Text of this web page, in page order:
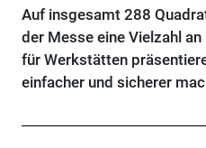
Auf insgesamt 288
der Messe eine Vielzahl
für Werkstätten
einfacher und sicherer